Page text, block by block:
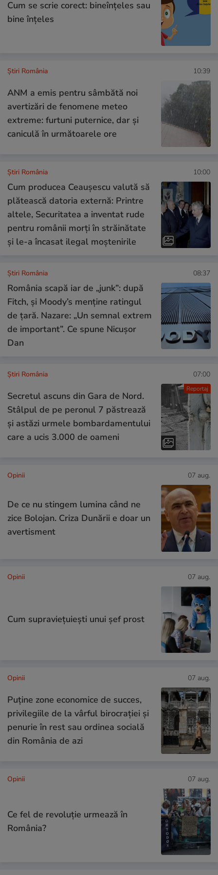
Cum se scrie corect: bineînțeles sau
bine înțeles
Știri România 10:39
ANM a emis pentru sâmbătă noi
avertizări de fenomene meteo
extreme: furtuni puternice, dar și
caniculă în următoarele ore
Știri România 10:00
Cum producea Ceaușescu valută să
plătească datoria externă: Printre
altele, Securitatea a inventat rude
pentru românii morți în străinătate
și le-a încasat ilegal moștenirile
Știri România 08:37
România scapă iar de „junk”: după
Fitch, și Moody’s menține ratingul
de țară. Nazare: „Un semnal extrem
de important”. Ce spune Nicușor
Dan
Reportaj
Știri România 07:00
Secretul ascuns din Gara de Nord.
Stâlpul de pe peronul 7 păstrează
și astăzi urmele bombardamentului
care a ucis 3.000 de oameni
Opinii 07 aug.
De ce nu stingem lumina când ne
zice Bolojan. Criza Dunării e doar un
avertisment
Opinii 07 aug.
Cum supraviețuiești unui șef prost
Opinii 07 aug.
Puține zone economice de succes,
privilegiile de la vârful birocrației și
penurie în rest sau ordinea socială
din România de azi
Opinii 07 aug.
Ce fel de revoluție urmează în
România?